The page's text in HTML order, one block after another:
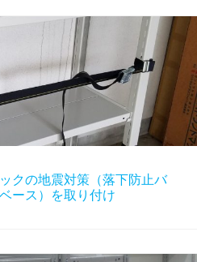
クの地震対策（落下防止バ
ース）を取り付け